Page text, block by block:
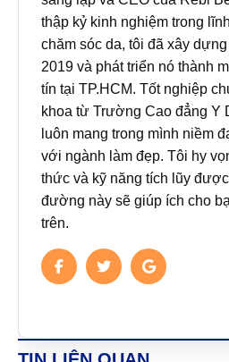
thập kỷ kinh nghiệm trong
chăm sóc da, tôi đã xây
2019 và phát triển nó thành
tín tại TP.HCM. Tốt nghiệp
khoa từ Trường Cao đẳng Y
luôn mang trong mình niềm
với ngành làm đẹp. Tôi hy
thức và kỹ năng tích lũy
đường này sẽ giúp ích cho
trên.